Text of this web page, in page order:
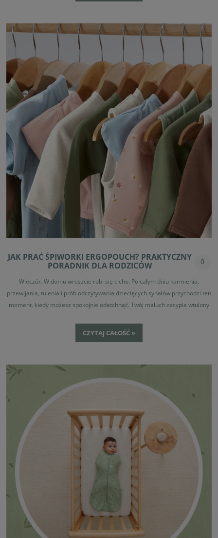
JAK PRAĆ ŚPIWORKI ERGOPOUCH? PRAKTYCZNY
PORADNIK DLA RODZICÓW
0
Wieczór. W domu wreszcie robi się cicho. Po całym dniu karmienia,
przewijania, tulenia i prób odczytywania dziecięcych synałów przychodzi ten
moment, kiedy możesz spokojnie odetchnąć. Twój maluch zasypia wtulony
właściwie dbać o śpiworek, żeby służył jak najdłużej?
CZYTAJ CAŁOŚĆ »